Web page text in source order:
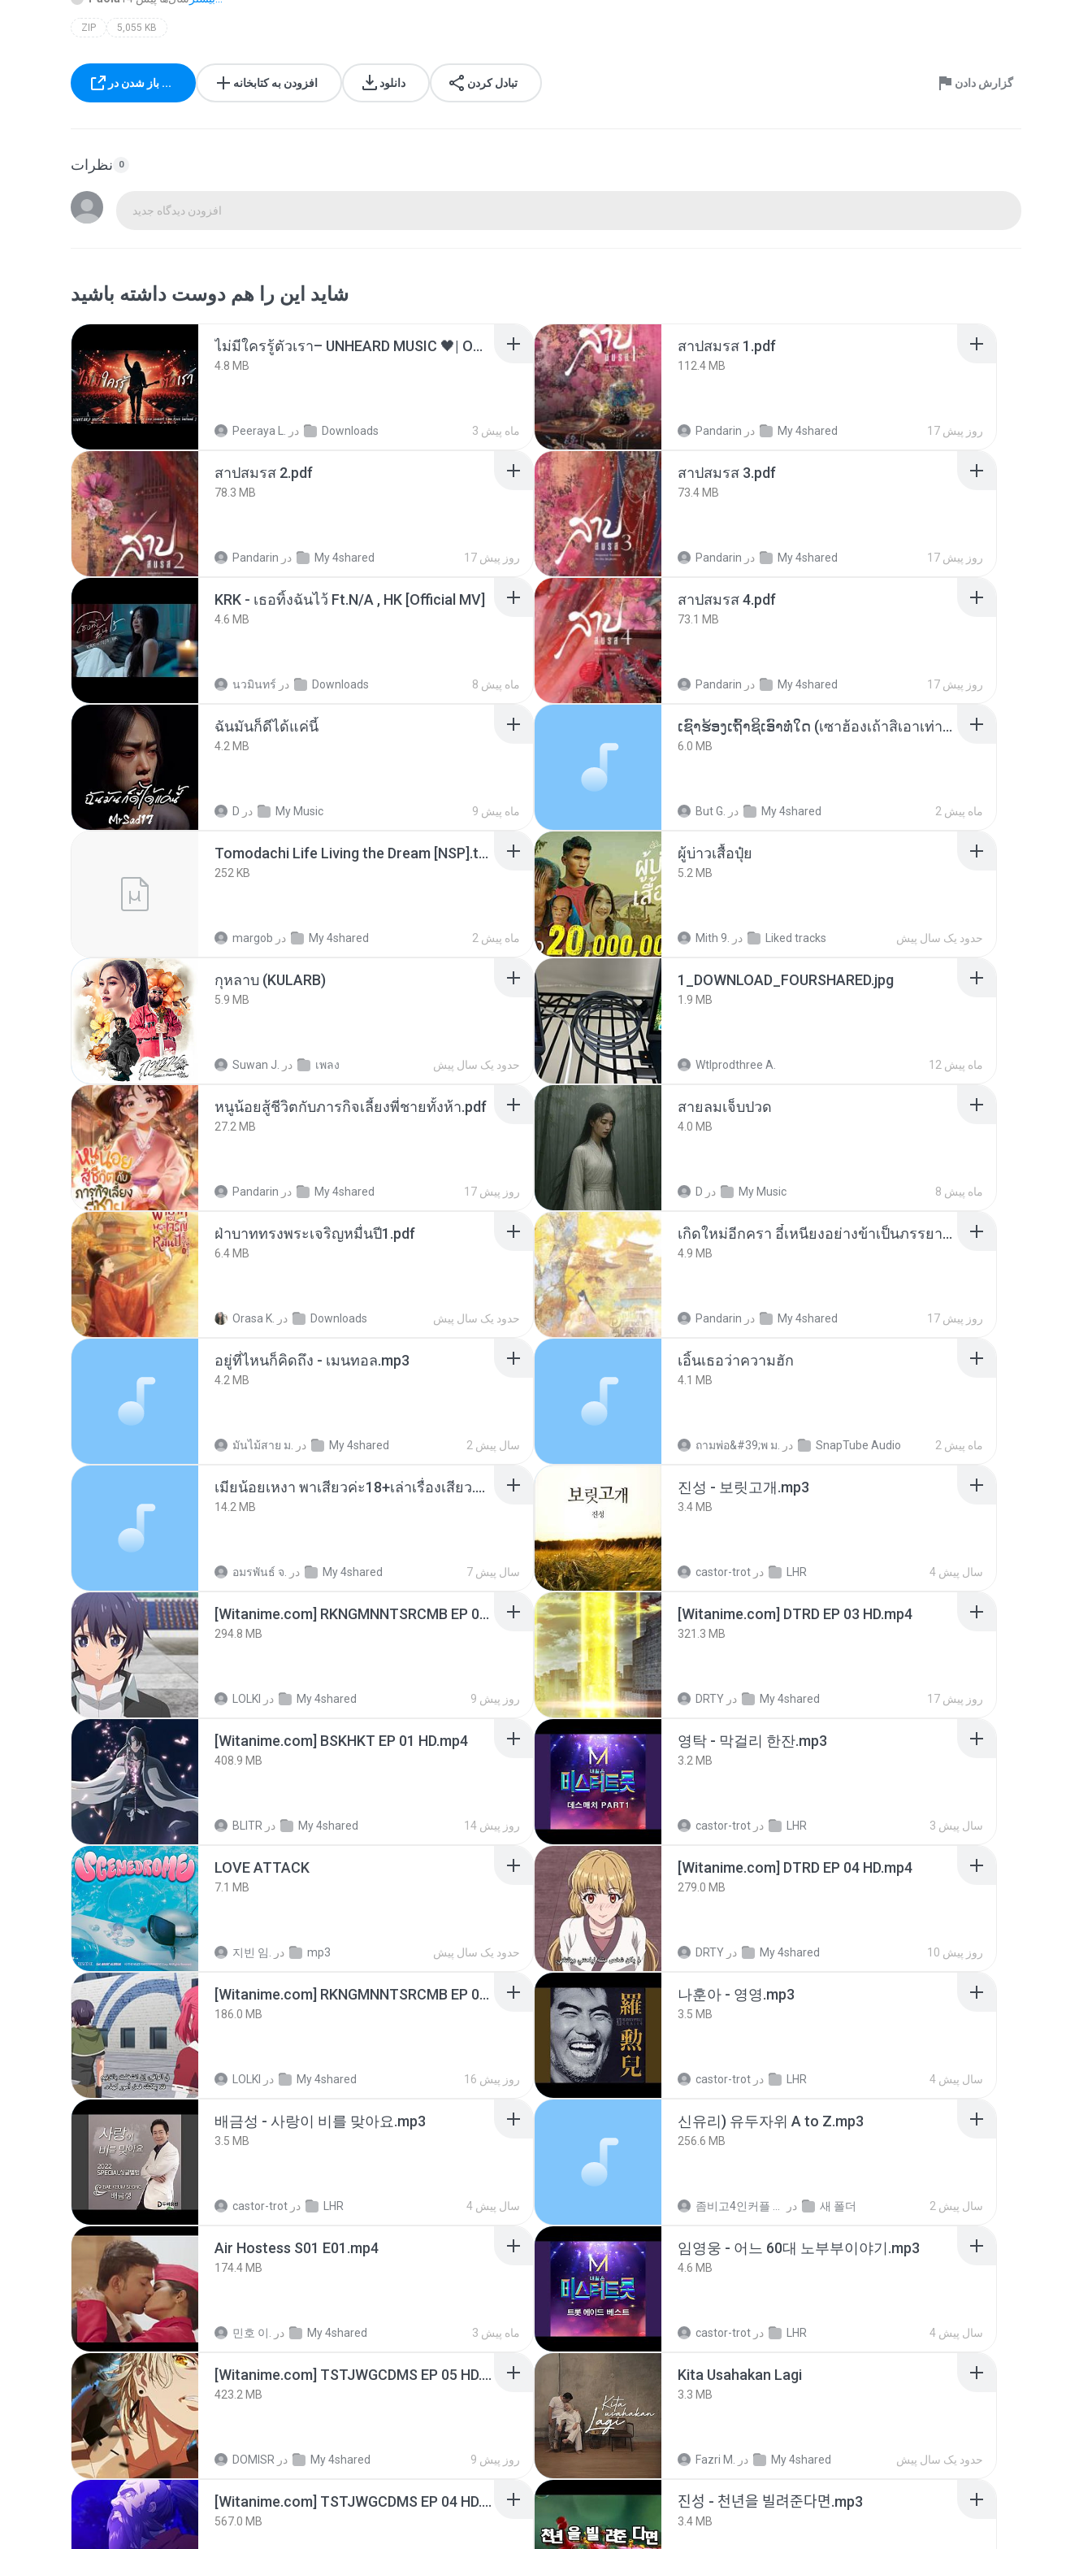
ZIP 5,055 KB
باز شدن در ... افزودن به کتابخانه دانلود تبادل کردن گزارش دادن
نظرات 0
افزودن دیدگاه جدید
شاید این را هم دوست داشته باشید
ไม่มีใครรู้ตัวเรา– UNHEARD MUSIC 🖤| Official Lyric Video | เพลงสู้ชีวิต
4.8 MB
Peeraya L. در Downloads 3 ماه پیش
สาปสมรส 1.pdf
112.4 MB
Pandarin در My 4shared 17 روز پیش
สาปสมรส 2.pdf
78.3 MB
Pandarin در My 4shared 17 روز پیش
สาปสมรส 3.pdf
73.4 MB
Pandarin در My 4shared 17 روز پیش
KRK - เธอทิ้งฉันไว้ Ft.N/A , HK [Official MV]
4.6 MB
นวมินทร์ در Downloads 8 ماه پیش
สาปสมรส 4.pdf
73.1 MB
Pandarin در My 4shared 17 روز پیش
ฉันมันก็ดีได้แค่นี้
4.2 MB
D در My Music 9 ماه پیش
ເຊົາຮ້ອງເຖົ້າຊິເອົາທໍ່ໃດ (เซาฮ้องเถ้าสิเอาเท่าใด) ບຸນເກີດ ຫນູຫ່ວງ ft. ໂສພາ ຈຸນທະລາ
6.0 MB
But G. در My 4shared 2 ماه پیش
Tomodachi Life Living the Dream [NSP].torrent
252 KB
margob در My 4shared 2 ماه پیش
ผู้บ่าวเสื้อปุ๋ย
5.2 MB
Mith 9. در Liked tracks حدود یک سال پیش
กุหลาบ (KULARB)
5.9 MB
Suwan J. در เพลง حدود یک سال پیش
1_DOWNLOAD_FOURSHARED.jpg
1.9 MB
Wtlprodthree A. 12 ماه پیش
หนูน้อยสู้ชีวิตกับภารกิจเลี้ยงพี่ชายทั้งห้า.pdf
27.2 MB
Pandarin در My 4shared 17 روز پیش
สายลมเจ็บปวด
4.0 MB
D در My Music 8 ماه پیش
ฝ่าบาททรงพระเจริญหมื่นปี1.pdf
6.4 MB
Orasa K. در Downloads حدود یک سال پیش
เกิดใหม่อีกครา อี๋เหนียงอย่างข้าเป็นภรรยาขุนนาง 1_ST.pdf
4.9 MB
Pandarin در My 4shared 17 روز پیش
อยู่ที่ไหนก็คิดถึง - เมนทอล.mp3
4.2 MB
มันไม้สาย ม. در My 4shared 2 سال پیش
เอิ้นเธอว่าความฮัก
4.1 MB
ถามพ่อ&#39;พ ม. در SnapTube Audio 2 ماه پیش
เมียน้อยเหงา พาเสียวค่ะ18+เล่าเรื่องเสียว.mp3
14.2 MB
อมรพันธ์ จ. در My 4shared 7 سال پیش
진성 - 보릿고개.mp3
3.4 MB
castor-trot در LHR 4 سال پیش
[Witanime.com] RKNGMNNTSRCMB EP 06 HD.mp4
294.8 MB
LOLKI در My 4shared 9 روز پیش
[Witanime.com] DTRD EP 03 HD.mp4
321.3 MB
DRTY در My 4shared 17 روز پیش
[Witanime.com] BSKHKT EP 01 HD.mp4
408.9 MB
BLITR در My 4shared 14 روز پیش
영탁 - 막걸리 한잔.mp3
3.2 MB
castor-trot در LHR 3 سال پیش
LOVE ATTACK
7.1 MB
지빈 임. در mp3 حدود یک سال پیش
[Witanime.com] DTRD EP 04 HD.mp4
279.0 MB
DRTY در My 4shared 10 روز پیش
[Witanime.com] RKNGMNNTSRCMB EP 05 HD.mp4
186.0 MB
LOLKI در My 4shared 16 روز پیش
나훈아 - 영영.mp3
3.5 MB
castor-trot در LHR 4 سال پیش
배금성 - 사랑이 비를 맞아요.mp3
3.5 MB
castor-trot در LHR 4 سال پیش
신유리) 유두자위 A to Z.mp3
256.6 MB
در 새 폴더 2 سال پیش
Air Hostess S01 E01.mp4
174.4 MB
민호 이. در My 4shared 3 ماه پیش
임영웅 - 어느 60대 노부부이야기.mp3
4.6 MB
castor-trot در LHR 4 سال پیش
[Witanime.com] TSTJWGCDMS EP 05 HD.mp4
423.2 MB
DOMISR در My 4shared 9 روز پیش
Kita Usahakan Lagi
3.3 MB
Fazri M. در My 4shared حدود یک سال پیش
[Witanime.com] TSTJWGCDMS EP 04 HD.mp4
567.0 MB
진성 - 천년을 빌려준다면.mp3
3.4 MB